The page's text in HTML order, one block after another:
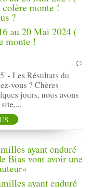
monte !
?
…
- Les Résultats du
vous ? Chères
jours, nous avons
ayant enduré
Bias vont avoir une